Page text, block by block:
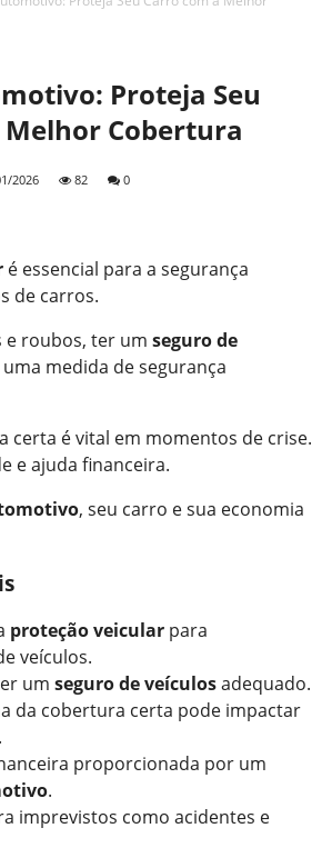
Proteja Seu
Cobertura
2026 82 0
é essencial para a segurança
de carros.
e roubos, ter um seguro de
uma medida de segurança
certa é vital em momentos de crise.
e ajuda financeira.
, seu carro e sua economia
proteção veicular para
veículos.
um seguro de veículosadequado.
da cobertura certa pode impactar
proporcionada por um
.
imprevistos como acidentes e